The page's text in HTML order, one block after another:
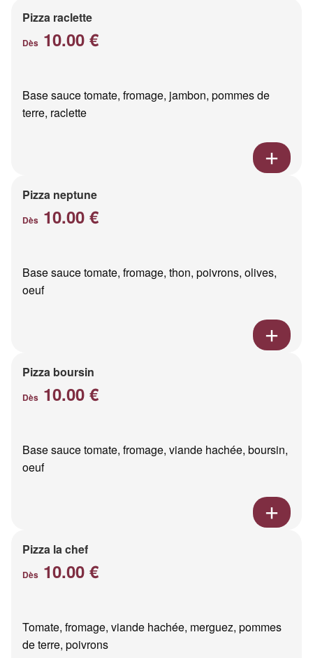
Pizza raclette
Dès 10.00 €
Base sauce tomate, fromage, jambon, pommes de
terre, raclette
Pizza neptune
Dès 10.00 €
Base sauce tomate, fromage, thon, poivrons, olives,
oeuf
Pizza boursin
Dès 10.00 €
Base sauce tomate, fromage, viande hachée, boursin,
oeuf
Pizza la chef
Dès 10.00 €
Tomate, fromage, viande hachée, merguez, pommes
de terre, poivrons